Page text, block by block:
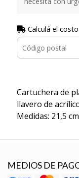
Calculá el
Cartuchera de
llavero de
Medidas: 21,5
MEDIOS DE